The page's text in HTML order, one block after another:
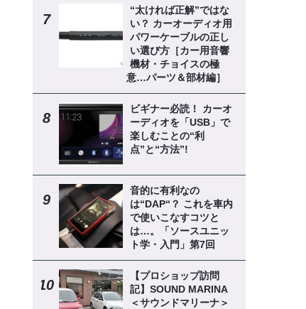
“太ければ正解”ではな
い？ カーオーディオ用
パワーケーブルの正し
い選び方［カー用音響
機材・チョイスの極
意…パーツ＆部材編］
ビギナー必読！ カーオ
ーディオを「USB」で
楽しむことの“利
点”と“方法”!
音的に有利なの
は“DAP“？ これを車内
で使いこなすコツと
は…。「ソースユニッ
ト学・入門」第7回
【プロショップ訪問
記】SOUND MARINA
＜サウンドマリーナ＞